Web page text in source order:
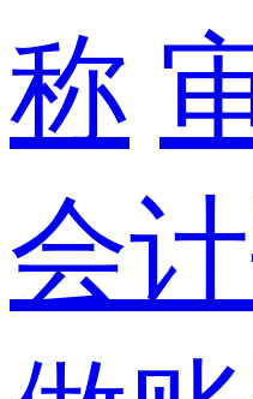
称
会